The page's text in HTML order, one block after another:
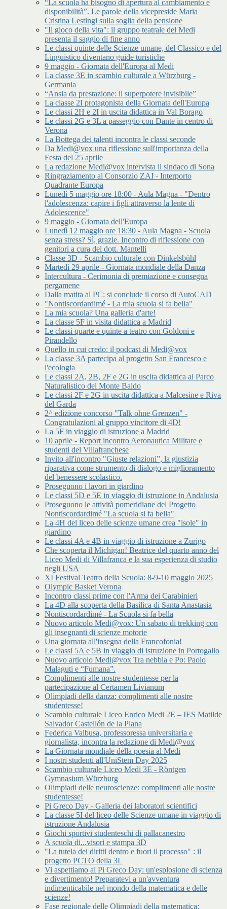
“La scuola ha bisogno di apertura al cambiamento e
disponibilità”. Le parole della vicepreside Maria
Cristina Lestingi sulla soglia della pensione
"Il gioco della vita": il gruppo teatrale del Medi
presenta il saggio di fine anno
Le classi quinte delle Scienze umane, del Classico e del
Linguistico diventano guide turistiche
9 maggio - Giornata dell'Europa al Medi
La classe 3E in scambio culturale a Würzburg -
Germania
“Ansia da prestazione: il superpotere invisibile”
La classe 2I protagonista della Giornata dell'Europa
Le classi 2H e 2I in uscita didattica in Val Borago
Le classi 2G e 3L a passeggio con Dante in centro di
Verona
La Bottega dei talenti incontra le classi seconde
Da Medi@vox una riflessione sull'importanza della
Festa del 25 aprile
La redazione Medi@vox intervista il sindaco di Sona
Ringraziamento al Consorzio ZAI - Interporto
Quadrante Europa
Lunedì 5 maggio ore 18:00 - Aula Magna - "Dentro
l'adolescenza: capire i figli attraverso la lente di
Adolescence"
9 maggio - Giornata dell'Europa
Lunedì 12 maggio ore 18:30 - Aula Magna - Scuola
senza stress? Sì, grazie. Incontro di riflessione con
genitori a cura del dott. Mantelli
Classe 3D - Scambio culturale con Dinkelsbühl
Martedì 29 aprile - Giornata mondiale della Danza
Intercultura - Cerimonia di premiazione e consegna
pergamene
Dalla matita al PC: si conclude il corso di AutoCAD
"Nontiscordardimé - La mia scuola si fa bella"
La mia scuola? Una galleria d'arte!
La classe 5F in visita didattica a Madrid
Le classi quarte e quinte a teatro con Goldoni e
Pirandello
Quello in cui credo: il podcast di Medi@vox
La classe 3A partecipa al progetto San Francesco e
l'ecologia
Le classi 2A, 2B, 2F e 2G in uscita didattica al Parco
Naturalistico del Monte Baldo
Le classi 2F e 2G in uscita didattica a Malcesine e Riva
del Garda
2^ edizione concorso "Talk ohne Grenzen" -
Congratulazioni al gruppo vincitore di 4D!
La 5F in viaggio di istruzione a Madrid
10 aprile - Report incontro Aeronautica Militare e
studenti del Villafranchese
Invito all'incontro "Giuste relazioni”, la giustizia
riparativa come strumento di dialogo e miglioramento
del benessere scolastico.
Proseguono i lavori in giardino
Le classi 5D e 5E in viaggio di istruzione in Andalusia
Proseguono le attività pomeridiane del Progetto
Nontiscordardimé "La scuola si fa bella"
La 4H del liceo delle scienze umane crea "isole" in
giardino
Le classi 4A e 4B in viaggio di istruzione a Zurigo
Che scoperta il Michigan! Beatrice del quarto anno del
Liceo Medi di Villafranca e la sua esperienza di studio
negli USA
XI Festival Teatro della Scuola: 8-9-10 maggio 2025
Olympic Basket Verona
Incontro classi prime con l'Arma dei Carabinieri
La 4D alla scoperta della Basilica di Santa Anastasia
Nontiscordardimé - La Scuola si fa bella
Nuovo articolo Medi@vox: Un sabato di trekking con
gli insegnanti di scienze motorie
Una giornata all'insegna della Francofonia!
Le classi 5A e 5B in viaggio di istruzione in Portogallo
Nuovo articolo Medi@vox Tra nebbia e Po: Paolo
Malaguti e “Fumana”.
Complimenti alle nostre studentesse per la
partecipazione al Certamen Livianum
Olimpiadi della danza: complimenti alle nostre
studentesse!
Scambio culturale Liceo Enrico Medi 2E – IES Matilde
Salvador Castellón de la Plana
Federica Valbusa, professoressa universitaria e
giornalista, incontra la redazione di Medi@vox
La Giornata mondiale della poesia al Medi
I nostri studenti all'UniStem Day 2025
Scambio culturale Liceo Medi 3E - Röntgen
Gymnasium Würzburg
Olimpiadi delle neuroscienze: complimenti alle nostre
studentesse!
Pi Greco Day - Galleria dei laboratori scientifici
La classe 5I del liceo delle Scienze umane in viaggio di
istruzione Andalusia
Giochi sportivi studenteschi di pallacanestro
A scuola di...visori e stampa 3D
"La tutela dei diritti dentro e fuori il processo" : il
progetto PCTO della 3L
Vi aspettiamo al Pi Greco Day: un'esplosione di scienza
e divertimento! Preparatevi a un'avventura
indimenticabile nel mondo della matematica e delle
scienze!
Fase regionale delle Olimpiadi della matematica: